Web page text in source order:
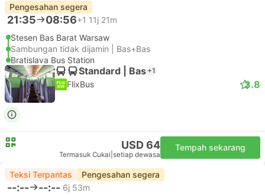
Pengesahan segera
21:35 08:56+1 11j 21m
Stesen Bas Barat Warsaw
Sambungan tidak dijamin | Bas+Bas
Bratislava Bus Station
Standard | Bas +1
FlixBus 3.8
USD 64
Termasuk Cukai setiap dewasa
Tempah sekarang
Teksi Terpantas Pengesahan segera
--:-- --:-- 6j 53m